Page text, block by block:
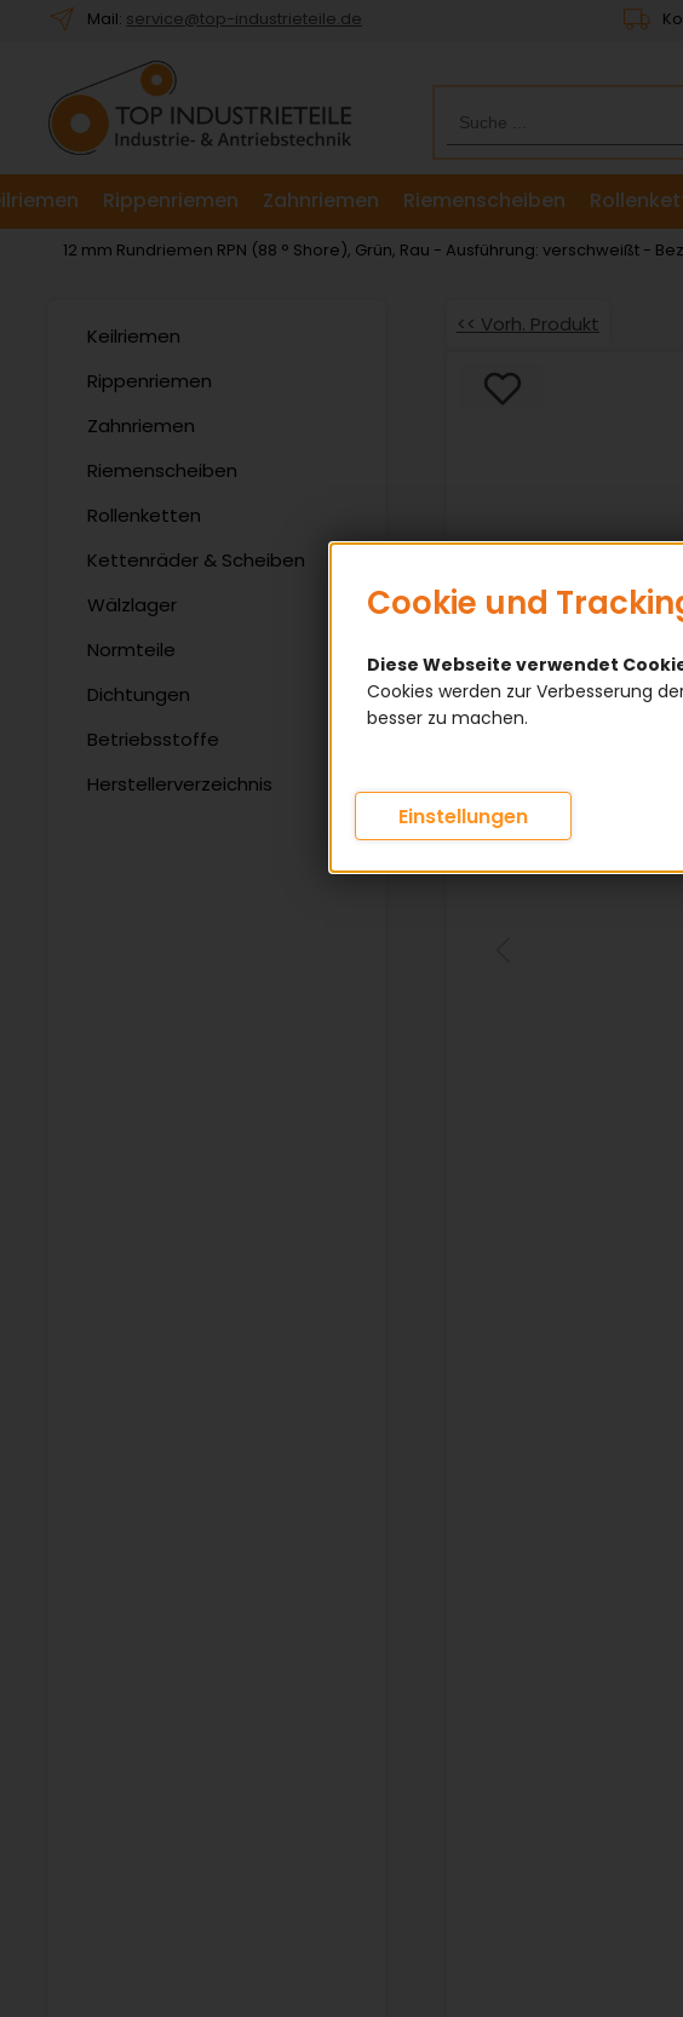
Willkommen.
für
das
Barrierefreiheitsmenü
Mail: service@top-industrieteile.de
Rippenriemen Zahnriemen Riemenscheiben
12 mm Rundriemen RPN (88 ° Shore), Grün, Rau - Ausführung: verschweißt -
Keilriemen
Rippenriemen
Zahnriemen
Riemenscheiben
Rollenketten
Kettenräder & Scheiben
Wälzlager
Normteile
Dichtungen
Betriebsstoffe
Herstellerverzeichnis
<< Vorh. Produkt
Cookie und
Diese Webseite verwendet
Cookies werden zur Verbesserung
besser zu machen.
Einstellungen